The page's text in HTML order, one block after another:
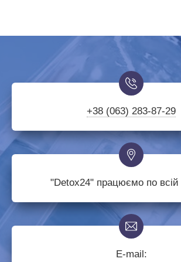
+38 (063) 283-87-29
"Detox24" працюємо по всій
E-mail: